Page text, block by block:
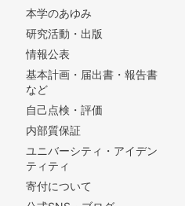
本学のあゆみ
研究活動・出版
情報公表
基本計画・届出書・報告書
など
自己点検・評価
内部質保証
ユニバーシティ・アイデン
ティティ
寄付について